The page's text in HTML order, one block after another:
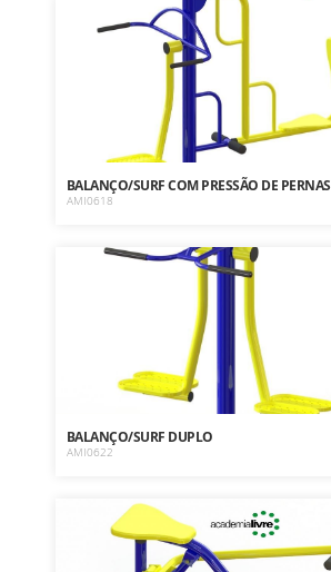
BALANÇO/SURF COM PRESSÃO DE PERNAS
AMI0618
BALANÇO/SURF DUPLO
AMI0622